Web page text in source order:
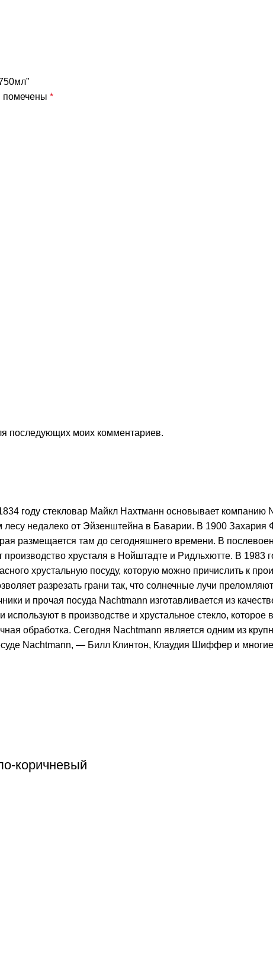
помечены *
последующих моих комментариев.
году стекловар Майкл Нахтманн основывает компанию
недалеко от Эйзенштейна в Баварии. В 1900 Захария
размещается там до сегодняшнего времени. В
хрусталя в Нойштадте и Ридльхютте. В 1983
хрустальную посуду, которую можно причислить к
разрезать грани так, что солнечные лучи
и прочая посуда Nachtmann изготавливается из
в производстве и хрустальное стекло,
обработка. Сегодня Nachtmann является одним из
Nachtmann, — Билл Клинтон, Клаудия Шиффер и многие
коричневый